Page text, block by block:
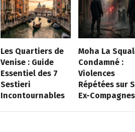
Les Quartiers de
Venise : Guide
Essentiel des 7
Sestieri
Incontournables
Moha La
Condamné :
Violences
Répétées sur
Ex-Compagnes